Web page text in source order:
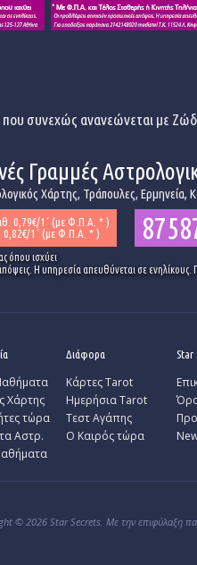
που συνεχώς ανανεώνεται με
Γραμμές
Χάρτης, Τράπουλες,
0,79€/1΄ (με Φ.Π.Α. * )
0,82€/1΄ (με Φ.Π.Α. * )
όπου ισχύει
Η υπηρεσία απευθύνεται σε
Χάρτης
τώρα
Αστρ.
Διάφορα
Κάρτες Tarot
Ημερήσια Tarot
Τεστ Αγάπης
Ο Καιρός τώρα
Star
© 2026 Star Secrets. Με την επιφύλαξη